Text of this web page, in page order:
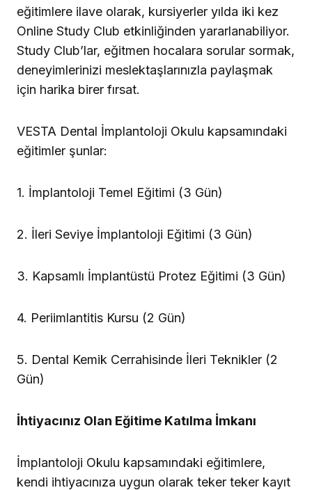
eğitimlere ilave olarak, kursiyerler yılda iki kez
Online Study Club etkinliğinden yararlanabiliyor.
Study Club’lar, eğitmen hocalara sorular sormak,
deneyimlerinizi meslektaşlarınızla paylaşmak
için harika birer fırsat.
VESTA Dental İmplantoloji Okulu kapsamındaki
eğitimler şunlar:
1. İmplantoloji Temel Eğitimi (3 Gün)
2. İleri Seviye İmplantoloji Eğitimi (3 Gün)
3. Kapsamlı İmplantüstü Protez Eğitimi (3 Gün)
4. Periimlantitis Kursu (2 Gün)
5. Dental Kemik Cerrahisinde İleri Teknikler (2
Gün)
İhtiyacınız Olan Eğitime Katılma İmkanı
İmplantoloji Okulu kapsamındaki eğitimlere,
kendi ihtiyacınıza uygun olarak teker teker kayıt